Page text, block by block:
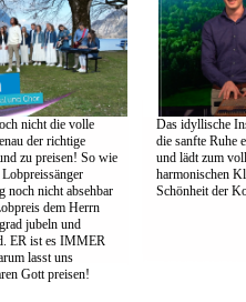
nicht die volle
der richtige
zu preisen! So wie
noch nicht absehbar
dem Herrn
jubeln und
ER ist es IMMER
lasst uns
Gott preisen!
Das idyllische
die sanfte Ruhe
und lädt zum
harmonischen
Schönheit der